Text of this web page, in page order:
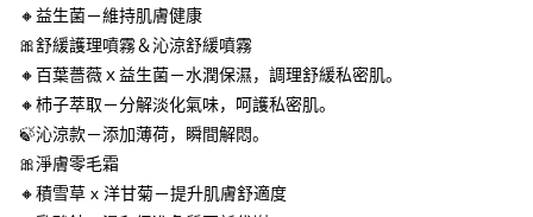
🔸益生菌－維持肌膚健康
🎀舒緩護理噴霧＆沁涼舒緩噴霧
🔸百葉薔薇ｘ益生菌－水潤保濕，調理舒緩私密肌。
🔸杮子萃取－分解淡化氣味，呵護私密肌。
🍃沁涼款－添加薄荷，瞬間解悶。
🎀淨膚零毛霜
🔸積雪草 x 洋甘菊－提升肌膚舒適度